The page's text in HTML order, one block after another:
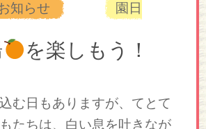
知らせ
園日
を楽しもう！
む日もありますが、てとて
たちは、白い息を吐きなが